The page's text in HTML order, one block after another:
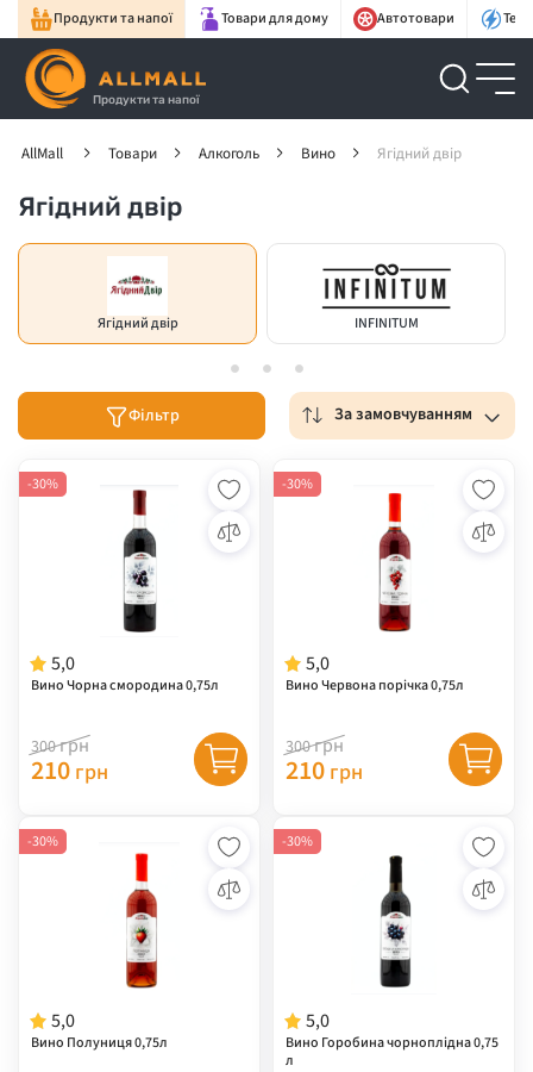
Продукти та напої Товари для дому Автотовари
Продукти та напої
AllMall Товари Алкоголь Вино Ягідний двір
Ягідний двір
Ягідний двір INFINITUM
Фільтр За замовчуванням
5,0
Вино Чорна смородина 0,75л
-30%
300грн
210 грн
5,0
Вино Червона порічка 0,75л
-30%
300грн
210 грн
5,0
Вино Полуниця 0,75л
-30%
5,0
Вино Горобина чорноплідна 0,75
л
-30%